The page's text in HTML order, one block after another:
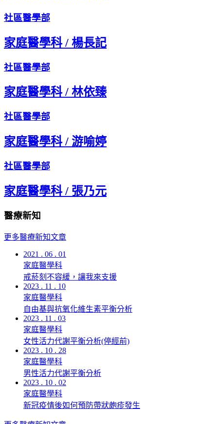
社區醫學部
家庭醫學科 / 楊長記
社區醫學部
家庭醫學科 / 林依臻
社區醫學部
家庭醫學科 / 游喻婷
社區醫學部
家庭醫學科 / 張乃元
醫療新知
更多醫療新知文章
2021 . 06 . 01
家庭醫學科
戒菸刻不容緩，讓我來支援
2023 . 11 . 10
家庭醫學科
自由基與抗氧化維生素平衡分析
2023 . 11 . 03
家庭醫學科
女性活力代謝平衡分析(停經前)
2023 . 10 . 28
家庭醫學科
男性活力代謝平衡分析
2023 . 10 . 02
家庭醫學科
新冠疫情後如何預防帶狀皰疹發生